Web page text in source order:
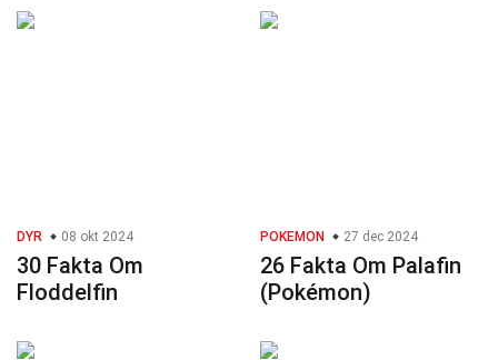
DYR 08 okt 2024
30 Fakta Om
Floddelfin
POKEMON 27 dec 2024
26 Fakta Om Palafin
(Pokémon)